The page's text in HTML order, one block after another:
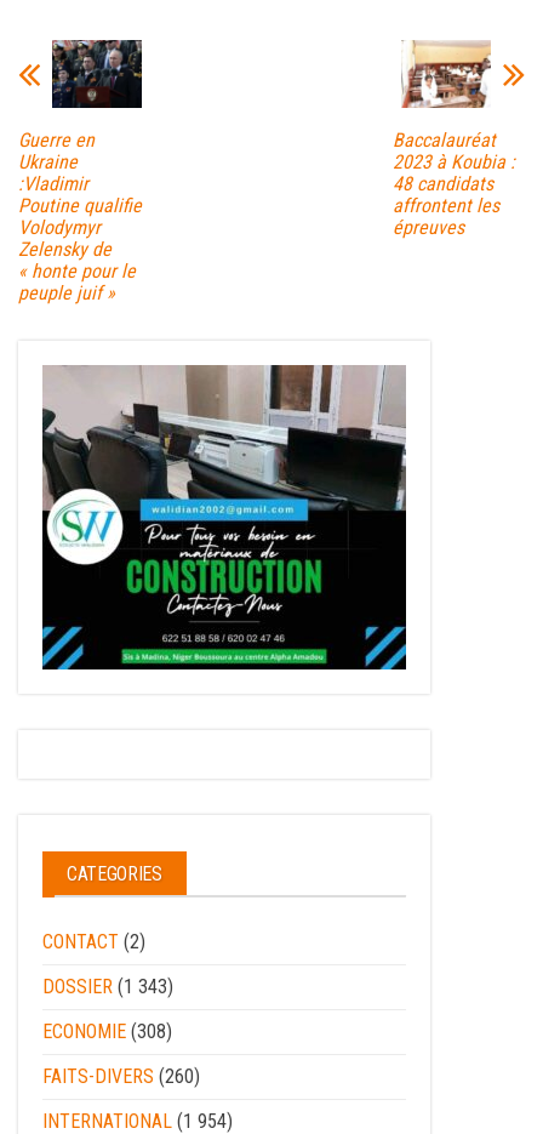
ok er
Guerre en
Ukraine
:Vladimir
Poutine qualifie
Volodymyr
Zelensky de
« honte pour le
peuple juif »
Baccalauréat
2023 à Koubia :
48 candidats
affrontent les
épreuves
CATEGORIES
CONTACT (2)
DOSSIER (1 343)
ECONOMIE (308)
FAITS-DIVERS (260)
INTERNATIONAL (1 954)